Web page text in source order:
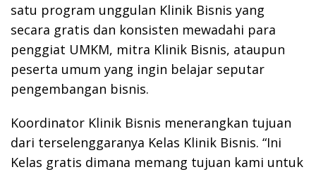
satu program unggulan Klinik Bisnis yang
secara gratis dan konsisten mewadahi para
penggiat UMKM, mitra Klinik Bisnis, ataupun
peserta umum yang ingin belajar seputar
pengembangan bisnis.
Koordinator Klinik Bisnis menerangkan tujuan
dari terselenggaranya Kelas Klinik Bisnis. “Ini
Kelas gratis dimana memang tujuan kami untuk